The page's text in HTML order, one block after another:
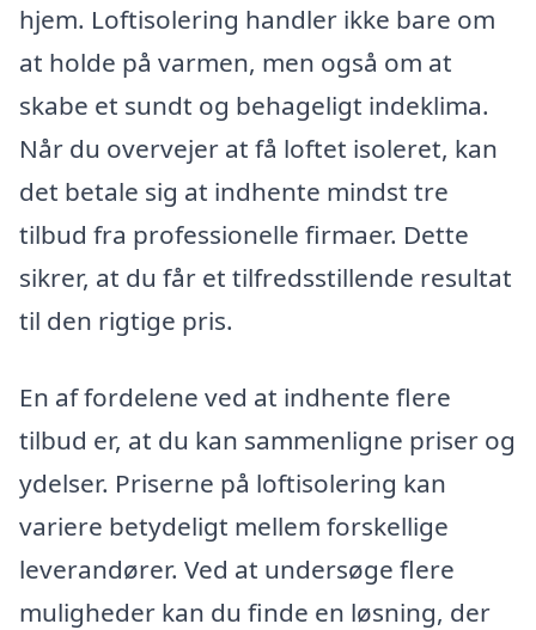
hjem. Loftisolering handler ikke bare om
at holde på varmen, men også om at
skabe et sundt og behageligt indeklima.
Når du overvejer at få loftet isoleret, kan
det betale sig at indhente mindst tre
tilbud fra professionelle firmaer. Dette
sikrer, at du får et tilfredsstillende resultat
til den rigtige pris.
En af fordelene ved at indhente flere
tilbud er, at du kan sammenligne priser og
ydelser. Priserne på loftisolering kan
variere betydeligt mellem forskellige
leverandører. Ved at undersøge flere
muligheder kan du finde en løsning, der